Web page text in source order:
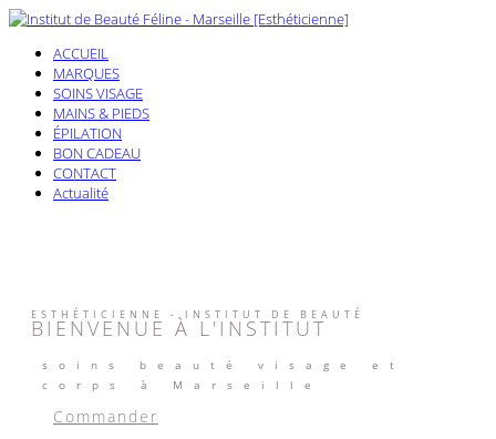
ACCUEIL
MARQUES
SOINS VISAGE
MAINS & PIEDS
ÉPILATION
BON CADEAU
CONTACT
Actualité
ESTHÉTICIENNE - INSTITUT DE BEAUTÉ
BIENVENUE À L'INSTITUT
soins beauté visage et
corps à Marseille
Commander